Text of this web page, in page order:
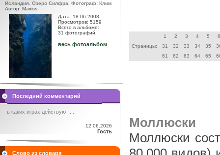
Исландия. Озеро Силфра. Фотограф: Клим
Автор: Maxiss
Дата: 18.06.2008
Просмотров: 5159
Всего в альбоме:
31 фотографий
весь фотоальбом
Последний комментарий
в каких играх действуют ...
12.06.2026
Гость
Слово из словаря
Страницы:
1 2 3 4 5
6
31
32 33 34 35
61
62 63 64 65
Моллюски
Моллюски